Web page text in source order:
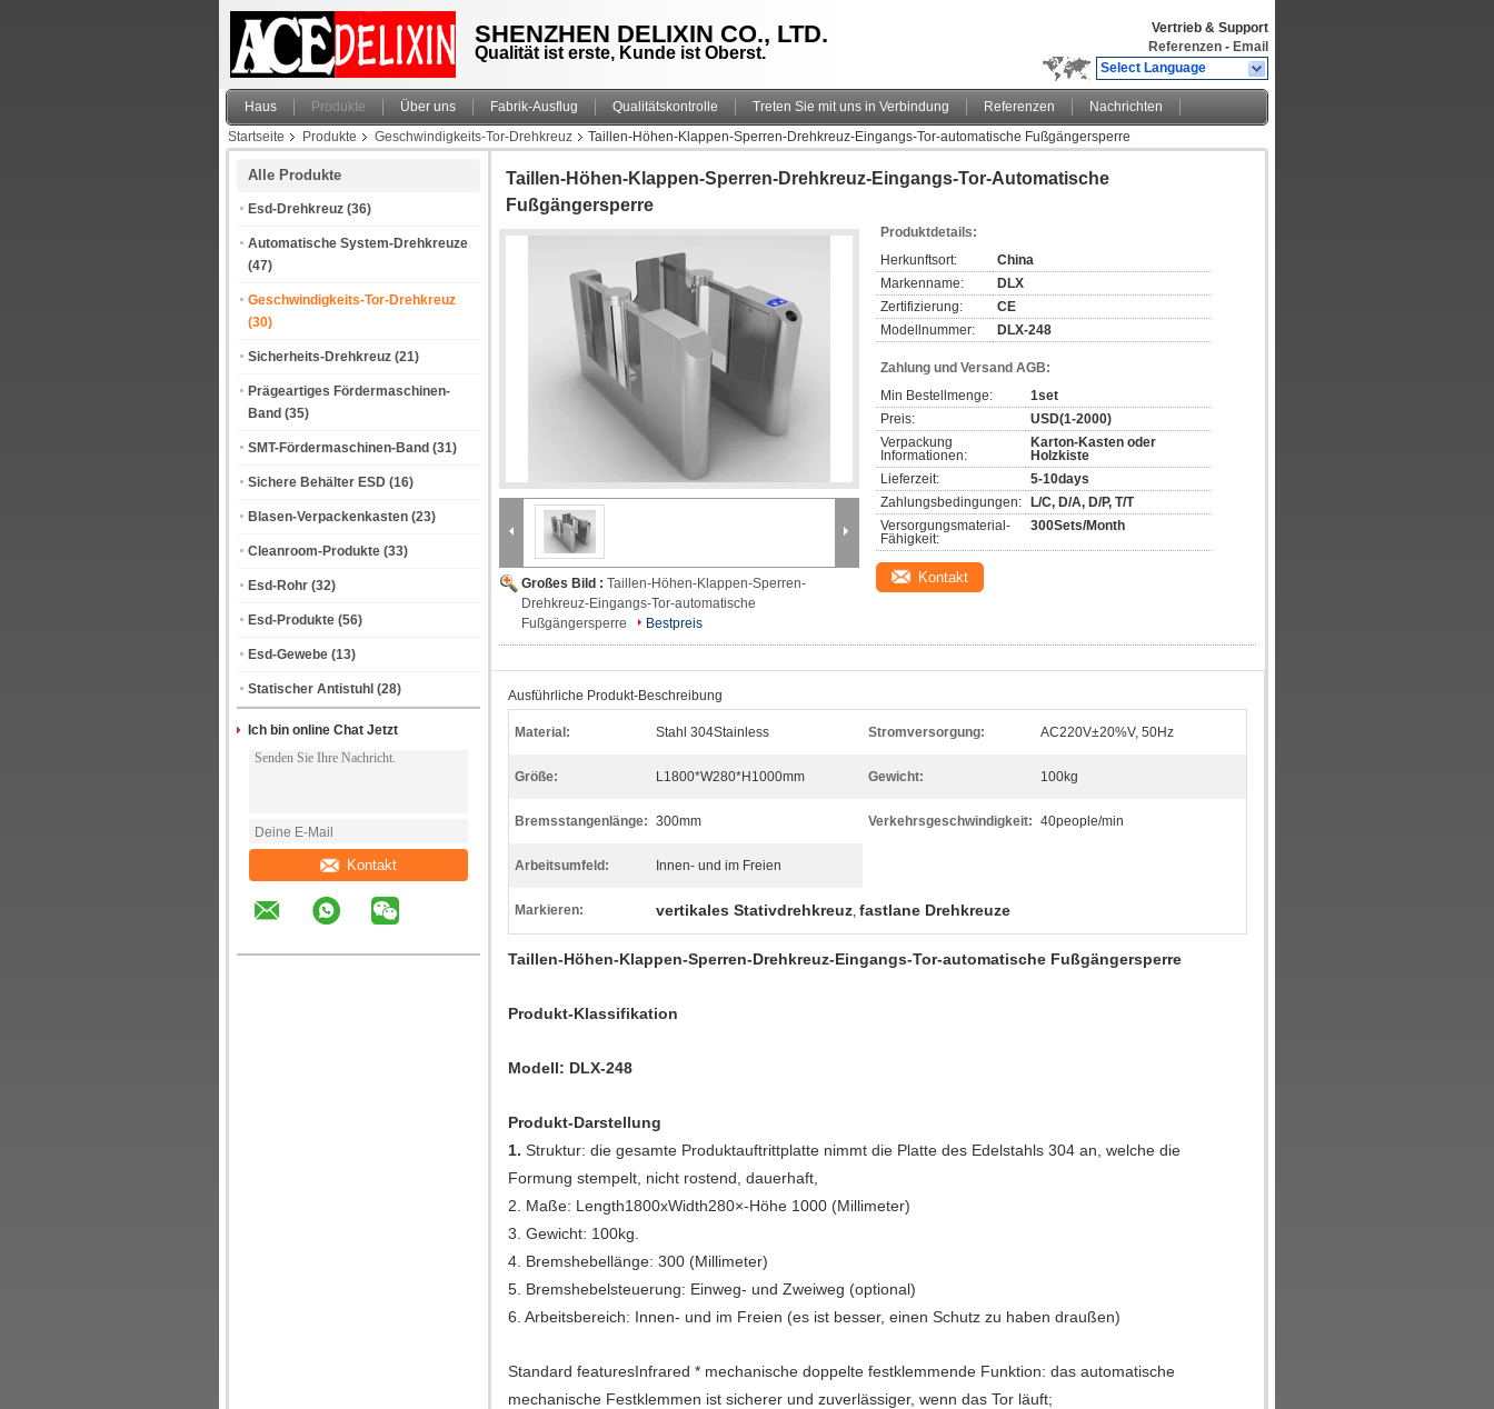
SHENZHEN DELIXIN CO., LTD.
Qualität ist erste, Kunde ist Oberst.
Vertrieb & Support
Referenzen - Email
Select Language
Haus Produkte Über uns Fabrik-Ausflug Qualitätskontrolle Treten Sie mit uns in Verbindung Referenzen
Nachrichten
Startseite
Produkte Geschwindigkeits-Tor-Drehkreuz Taillen-Höhen-Klappen-Sperren-Drehkreuz-Eingangs-Tor-automatische Fußgängersperre
Alle Produkte
Esd-Drehkreuz (36)
Automatische System-Drehkreuze
(47)
Geschwindigkeits-Tor-Drehkreuz
(30)
Sicherheits-Drehkreuz (21)
Prägeartiges Fördermaschinen-
Band (35)
SMT-Fördermaschinen-Band (31)
Sichere Behälter ESD (16)
Blasen-Verpackenkasten (23)
Cleanroom-Produkte (33)
Esd-Rohr (32)
Esd-Produkte (56)
Esd-Gewebe (13)
Statischer Antistuhl (28)
Ich bin online Chat Jetzt
Kontakt
Taillen-Höhen-Klappen-Sperren-Drehkreuz-Eingangs-Tor-Automatische
Fußgängersperre
Großes Bild : Taillen-Höhen-Klappen-Sperren-
Drehkreuz-Eingangs-Tor-automatische
Fußgängersperre
Bestpreis
Produktdetails:
Herkunftsort:
China
Markenname:
DLX
Zertifizierung:
CE
Modellnummer:
DLX-248
Zahlung und Versand AGB:
Min Bestellmenge:
1set
Preis:
USD(1-2000)
Verpackung
Informationen:
Karton-Kasten oder
Holzkiste
Lieferzeit:
5-10days
Zahlungsbedingungen:
L/C, D/A, D/P, T/T
Versorgungsmaterial-
Fähigkeit:
300Sets/Month
Kontakt
Ausführliche Produkt-Beschreibung
Material: Stahl 304Stainless Stromversorgung: AC220V±20%V, 50Hz
Größe: L1800*W280*H1000mm Gewicht: 100kg
Bremsstangenlänge: 300mm Verkehrsgeschwindigkeit: 40people/min
Arbeitsumfeld: Innen- und im Freien
Markieren: vertikales Stativdrehkreuz, fastlane Drehkreuze
Taillen-Höhen-Klappen-Sperren-Drehkreuz-Eingangs-Tor-automatische Fußgängersperre
Produkt-Klassifikation
Modell: DLX-248
Produkt-Darstellung
1. Struktur: die gesamte Produktauftrittplatte nimmt die Platte des Edelstahls 304 an, welche die
Formung stempelt, nicht rostend, dauerhaft,
2. Maße: Length1800xWidth280×-Höhe 1000 (Millimeter)
3. Gewicht: 100kg.
4. Bremshebellänge: 300 (Millimeter)
5. Bremshebelsteuerung: Einweg- und Zweiweg (optional)
6. Arbeitsbereich: Innen- und im Freien (es ist besser, einen Schutz zu haben draußen)
Standard featuresInfrared * mechanische doppelte festklemmende Funktion: das automatische
mechanische Festklemmen ist sicherer und zuverlässiger, wenn das Tor läuft;